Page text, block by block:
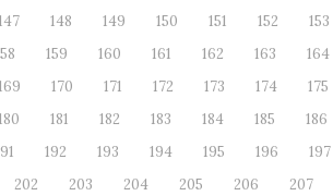
148 149 150 151 152 153
159 160 161 162 163 164
170 171 172 173 174 175
181 182 183 184 185 186
192 193 194 195 196 197
202 203 204 205 206 207